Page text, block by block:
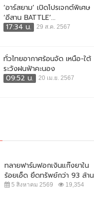
‘อาร์สยาม’ เปิดโปรเจกต์พิเศษ
‘อีสาน BATTLE’...
17:34 น.
29 ส.ค. 2567
ทั่วไทยอากาศร้อนจัด เหนือ-ใต้
ระวังฝนฟ้าคะนอง
09:52 น.
20 เม.ย. 2567
ทลายฟาร์มฟอกเงินแก๊งยาใน
ร้อยเอ็ด ยึดทรัพย์กว่า 93 ล้าน
5 สิงหาคม 2569 19,354